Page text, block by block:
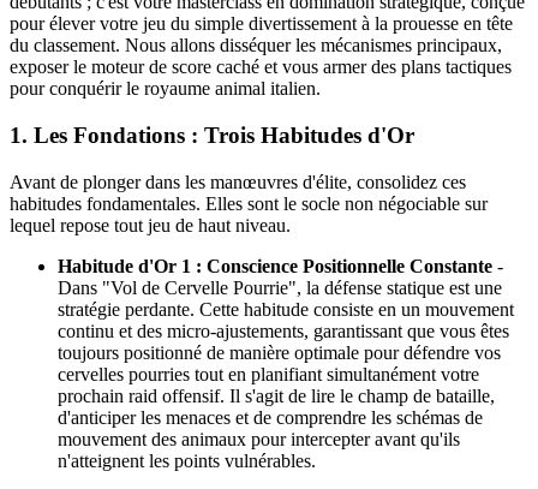
pour élever votre jeu du simple divertissement à la prouesse en tête
du classement. Nous allons disséquer les mécanismes principaux,
exposer le moteur de score caché et vous armer des plans tactiques
pour conquérir le royaume animal italien.
1. Les Fondations : Trois Habitudes d'Or
Avant de plonger dans les manœuvres d'élite, consolidez ces
habitudes fondamentales. Elles sont le socle non négociable sur
lequel repose tout jeu de haut niveau.
Habitude d'Or 1 : Conscience Positionnelle Constante -
Dans "Vol de Cervelle Pourrie", la défense statique est une
stratégie perdante. Cette habitude consiste en un mouvement
continu et des micro-ajustements, garantissant que vous êtes
toujours positionné de manière optimale pour défendre vos
cervelles pourries tout en planifiant simultanément votre
prochain raid offensif. Il s'agit de lire le champ de bataille,
d'anticiper les menaces et de comprendre les schémas de
mouvement des animaux pour intercepter avant qu'ils
n'atteignent les points vulnérables.